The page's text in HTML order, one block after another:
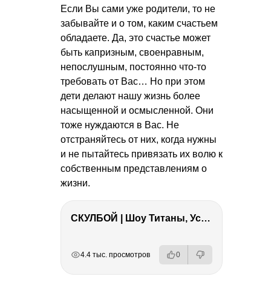
Если Вы сами уже родители, то не
забывайте и о том, каким счастьем
обладаете. Да, это счастье может
быть капризным, своенравным,
непослушным, постоянно что-то
требовать от Вас… Но при этом
дети делают нашу жизнь более
насыщенной и осмысленной. Они
тоже нуждаются в Вас. Не
отстраняйтесь от них, когда нужны
и не пытайтесь привязать их волю к
собственным представлениям о
жизни.
СКУЛБОЙ | Шоу Титаны, Усейн Болт, Ларрат, Зашквар!
4.4 тыс. просмотров 0